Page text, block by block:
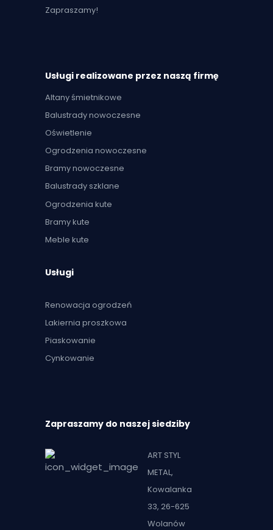
Zapraszamy!
Usługi realizowane przez naszą firmę
Altany śmietnikowe
Balustrady nowoczesne
Oświetlenie
Ogrodzenia nowoczesne
Bramy nowoczesne
Balustrady szklane
Ogrodzenia kute
Bramy kute
Meble kute
Usługi
Renowacja ogrodzeń
Lakiernia proszkowa
Piaskowanie
Cynkowanie
Zapraszamy do naszej siedziby
ART STYL
METAL,
Kowalanka
33, 26-625
Wolanów